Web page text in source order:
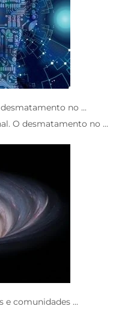
no ...
O desmatamento no ...
e comunidades ...